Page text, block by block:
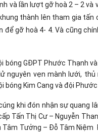
và lần lượt gỡ hoà 2 – 2 và
thành lên tham gia tấn
để gỡ hoà 4- 4. Và cũng
GĐPT Phước Thạnh
nguyên vẹn mành lưới,
Kim Cang và đội
khi đón nhận sự quang
Tấn Thị Cư – Nguyễn
Tưởng – Đỗ Tâm